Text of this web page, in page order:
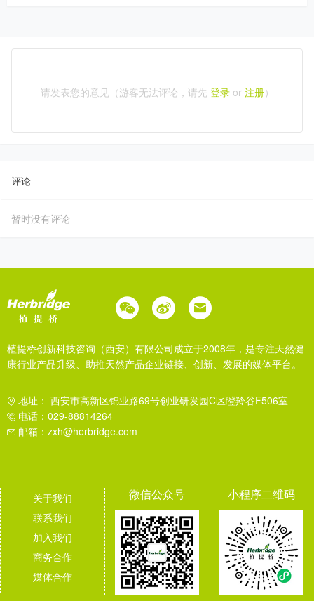
请发表您的意见（游客无法评论，请先 登录or 注册）
评论
暂时没有评论
植提桥创新科技咨询（西安）有限公司成立于2008年，是专注天然健
康行业产品升级、助推天然产品企业链接、创新、发展的媒体平台。
地址： 西安市高新区锦业路69号创业研发园C区瞪羚谷F506室
电话：029-88814264
邮箱：zxh@herbridge.com
关于我们
联系我们
加入我们
商务合作
媒体合作
微信公众号 小程序二维码